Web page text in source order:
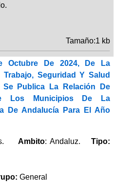
Tamaño:1 kb
Octubre De 2024, De La
Trabajo, Seguridad Y Salud
Publica La Relación De
Los Municipios De La
De Andalucía Para El Año
Ambito: Andaluz.Tipo:
General